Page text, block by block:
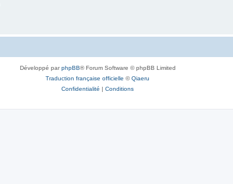
Développé parphpBB® Forum Software © phpBB Limited
Traduction française officielle ©Qiaeru
Confidentialité | Conditions